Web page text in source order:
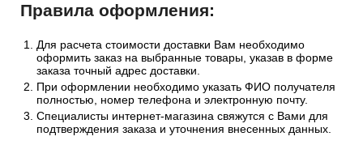
Правила оформления:
Для расчета стоимости доставки Вам необходимо
оформить заказ на выбранные товары, указав в форме
заказа точный адрес доставки.
При оформлении необходимо указать ФИО получателя
полностью, номер телефона и электронную почту.
Специалисты интернет-магазина свяжутся с Вами для
подтверждения заказа и уточнения внесенных данных.